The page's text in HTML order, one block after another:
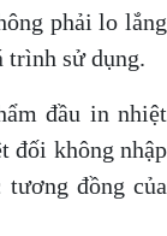
phải lo lắng
trình sử dụng.
đầu in nhiệt
đối không nhập
đồng của